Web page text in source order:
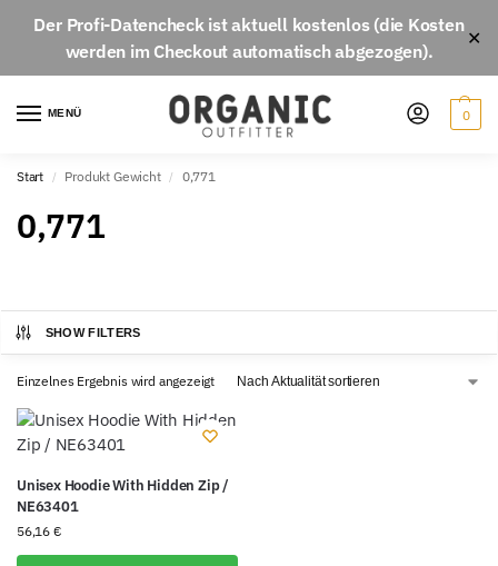
Der Profi-Datencheckist aktuell kostenlos(die Kosten
werden im Checkout automatisch abgezogen).
✕
MENÜ 0
Start / Produkt Gewicht / 0,771
0,771
SHOW FILTERS
Einzelnes Ergebnis wird angezeigt
Unisex Hoodie With Hidden Zip /
NE63401
56,16 €